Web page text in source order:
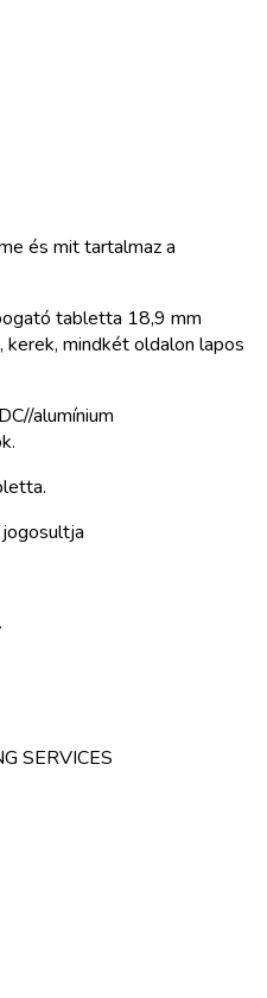
és mit tartalmaz a
tabletta 18,9 mm
mindkét oldalon lapos
alumínium
SERVICES